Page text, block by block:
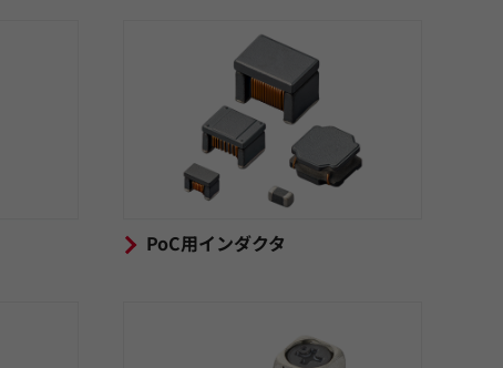
PoC用インダクタ